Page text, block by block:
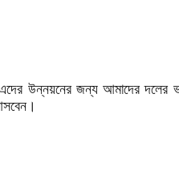
উন্নয়নের জন্য আমাদের দলের